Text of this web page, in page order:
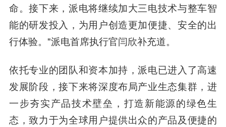
命。接下来，派电将继续加大三电技术与整车智
能的研发投入，为用户创造更加便捷、安全的出
行体验。"派电首席执行官闫欣补充道。
依托专业的团队和资本加持，派电已进入了高速
发展阶段，接下来将深度布局产业生态集群，进
一步夯实产品技术壁垒，打造新能源的绿色生
态，致力于为全球用户提供出众的产品及便捷的